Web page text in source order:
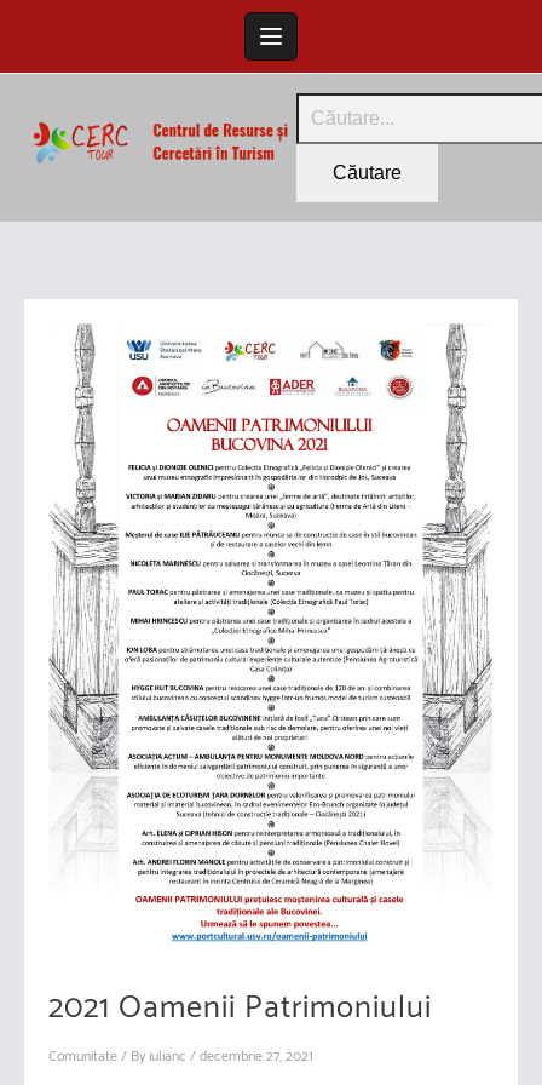
2021 Oamenii Patrimoniului
Comunitate/ Byiulianc /decembrie 27, 2021